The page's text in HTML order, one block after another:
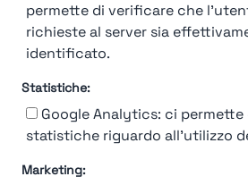
permette di verificare che
richieste al server sia
identificato.
Statistiche:
Google Analytics: ci
statistiche riguardo all'utilizzo
Marketing: